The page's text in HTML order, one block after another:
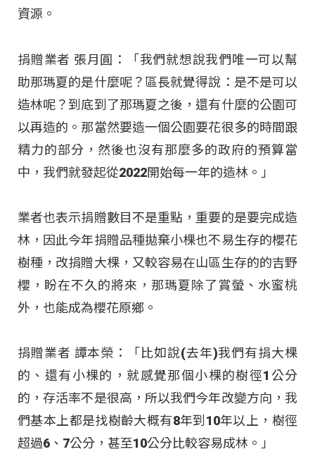
資源。
捐贈業者 張月圓：「我們就想說我們唯一可以幫
助那瑪夏的是什麼呢？區長就覺得說：是不是可以
造林呢？到底到了那瑪夏之後，還有什麼的公園可
以再造的。那當然要造一個公園要花很多的時間跟
精力的部分，然後也沒有那麼多的政府的預算當
中，我們就發起從2022開始每一年的造林。」
業者也表示捐贈數目不是重點，重要的是要完成造
林，因此今年捐贈品種拋棄小棵也不易生存的櫻花
樹種，改捐贈大棵，又較容易在山區生存的的吉野
櫻，盼在不久的將來，那瑪夏除了賞螢、水蜜桃
外，也能成為櫻花原鄉。
捐贈業者 譚本榮：「比如說(去年)我們有捐大棵
的、還有小棵的，就感覺那個小棵的樹徑1公分
的，存活率不是很高，所以我們今年改變方向，我
們基本上都是找樹齡大概有8年到10年以上，樹徑
超過6、7公分，甚至10公分比較容易成林。」